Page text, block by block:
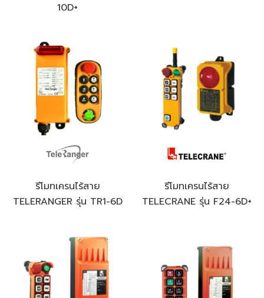
10D+
รีโมทเครนไร้สาย
TELERANGER รุ่น TR1-6D
รีโมทเครนไร้สาย
TELECRANE รุ่น F24-6D+